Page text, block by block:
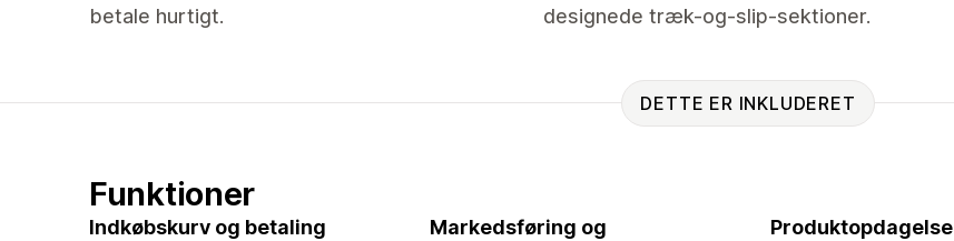
betale hurtigt.
designede træk-og-slip-sektioner.
DETTE ER INKLUDERET
Funktioner
Indkøbskurv og betaling
Markedsføring og
Produktopdagelse